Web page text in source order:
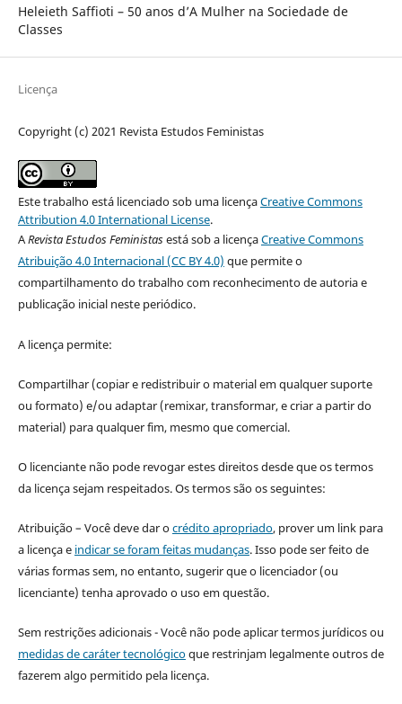
Heleieth Saffioti – 50 anos d’A Mulher na Sociedade de
Classes
Licença
Copyright (c) 2021 Revista Estudos Feministas
Este trabalho está licenciado sob uma licençaCreative Commons
Attribution 4.0 International License.
ARevista Estudos Feministasestá sob a licençaCreative Commons
Atribuição 4.0 Internacional (CC BY 4.0) que permite o
compartilhamento do trabalho com reconhecimento de autoria e
publicação inicial neste periódico.
A licença permite:
Compartilhar (copiar e redistribuir o material em qualquer suporte
ou formato) e/ou adaptar (remixar, transformar, e criar a partir do
material) para qualquer fim, mesmo que comercial.
O licenciante não pode revogar estes direitos desde que os termos
da licença sejam respeitados. Os termos são os seguintes:
Atribuição – Você deve dar ocrédito apropriado, prover um link para
a licença e indicar se foram feitas mudanças. Isso pode ser feito de
várias formas sem, no entanto, sugerir que o licenciador (ou
licenciante) tenha aprovado o uso em questão.
Sem restrições adicionais - Você não pode aplicar termos jurídicos ou
medidas de caráter tecnológicoque restrinjam legalmente outros de
fazerem algo permitido pela licença.